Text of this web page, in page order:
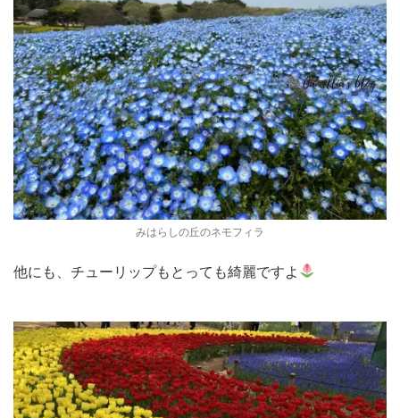
みはらしの丘のネモフィラ
他にも、チューリップもとっても綺麗ですよ